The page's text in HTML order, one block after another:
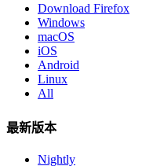
Download Firefox
Windows
macOS
iOS
Android
Linux
All
最新版本
Nightly